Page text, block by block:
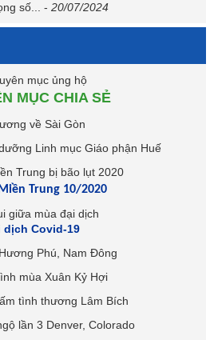
số... - 20/07/2024
MỤC CHIA SẺ
Trung 10/2020
dịch Covid-19